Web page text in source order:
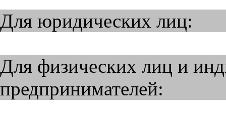
Для юридических лиц:
Для физических лиц и
предпринимателей: